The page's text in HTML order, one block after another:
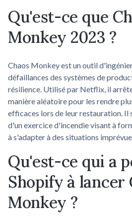
Qu'est-ce que
Monkey 2023 ?
Chaos Monkey est un outil
défaillances des systèmes de
résilience. Utilisé par Netflix, il
manière aléatoire pour les rendre
efficaces lors de leur restauration. Il
d'un exercice d'incendie visant à
à s'adapter à des situations
Qu'est-ce qui a
Shopify à lancer
Monkey ?